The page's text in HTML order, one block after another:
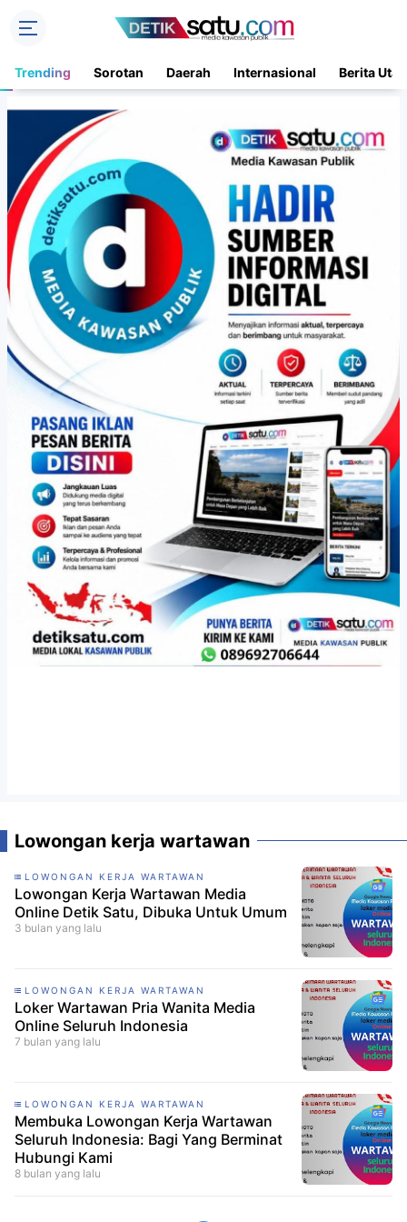
Trending Sorotan Daerah Internasional Berita
Lowongan kerja wartawan
LOWONGAN KERJA WARTAWAN
Lowongan Kerja Wartawan Media
Online Detik Satu, Dibuka Untuk Umum
3 bulan yang lalu
LOWONGAN KERJA WARTAWAN
Loker Wartawan Pria Wanita Media
Online Seluruh Indonesia
7 bulan yang lalu
LOWONGAN KERJA WARTAWAN
Membuka Lowongan Kerja Wartawan
Seluruh Indonesia: Bagi Yang Berminat
Hubungi Kami
8 bulan yang lalu